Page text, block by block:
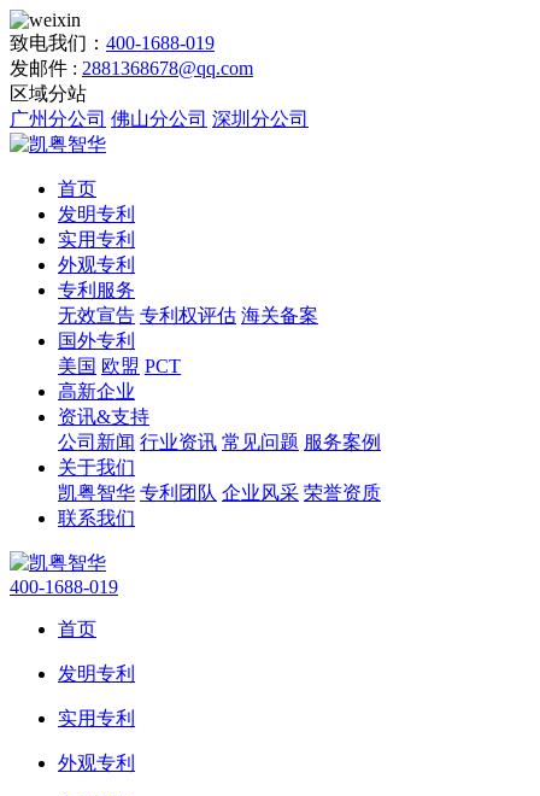
致电我们： 400-1688-019
发邮件 : 2881368678@qq.com
区域分站
广州分公司 佛山分公司 深圳分公司
首页
发明专利
实用专利
外观专利
专利服务
无效宣告 专利权评估 海关备案
国外专利
美国 欧盟 PCT
高新企业
资讯&支持
公司新闻 行业资讯 常见问题 服务案例
关于我们
凯粤智华 专利团队 企业风采 荣誉资质
联系我们
400-1688-019
首页
发明专利
实用专利
外观专利